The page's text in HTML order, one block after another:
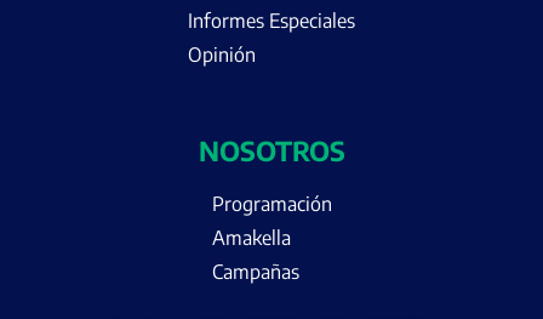
Informes Especiales
Opinión
NOSOTROS
Programación
Amakella
Campañas